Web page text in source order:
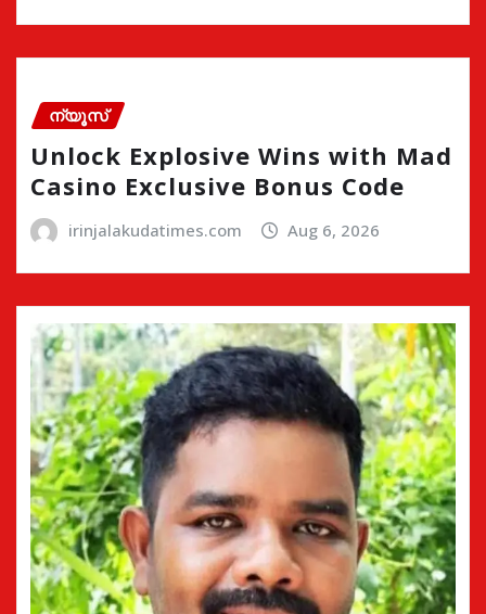
ന്യൂസ്
Unlock Explosive Wins with Mad
Casino Exclusive Bonus Code
irinjalakudatimes.com Aug 6, 2026